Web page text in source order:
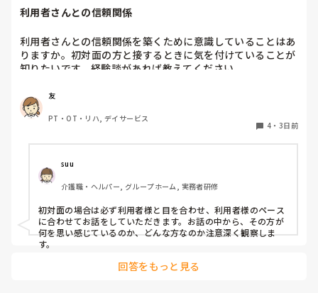
利用者さんとの信頼関係
利用者さんとの信頼関係を築くために意識していることはあ
りますか。初対面の方と接するときに気を付けていることが
知りたいです。経験談があれば教えてください。
友
PT・OT・リハ, デイサービス
4 ・ 3日前
suu
介護職・ヘルパー, グループホーム, 実務者研修
初対面の場合は必ず利用者様と目を合わせ、利用者様のペース
に合わせてお話をしていただきます。お話の中から、その方が
何を思い感じているのか、どんな方なのか注意深く観察しま
す。
回答をもっと見る